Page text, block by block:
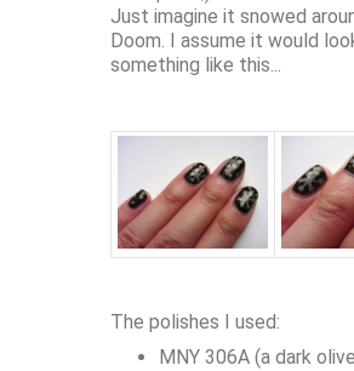
Just imagine it snowed
Doom. I assume it would
something like this...
The polishes I used:
MNY 306A (a dark olive